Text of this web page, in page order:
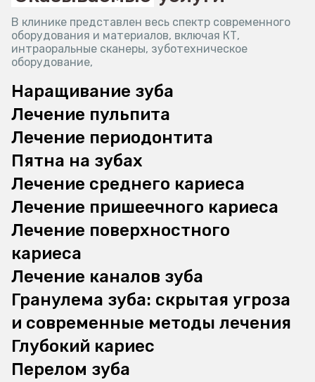
В клинике представлен весь спектр современного
оборудования и материалов, включая КТ,
интраоральные сканеры, зуботехническое
оборудование,
Наращивание зуба
Лечение пульпита
Лечение периодонтита
Пятна на зубах
Лечение среднего кариеса
Лечение пришеечного кариеса
Лечение поверхностного
кариеса
Лечение каналов зуба
Гранулема зуба: скрытая угроза
и современные методы лечения
Глубокий кариес
Перелом зуба